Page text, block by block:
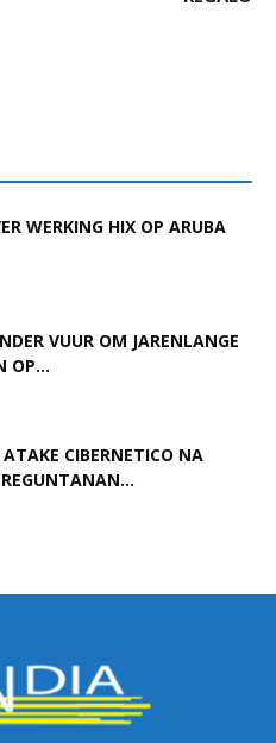
WERKING HIX OP ARUBA
VUUR OM JARENLANGE
OP...
ATAKE CIBERNETICO NA